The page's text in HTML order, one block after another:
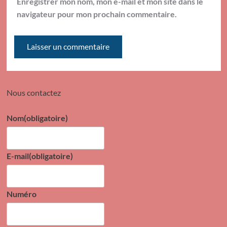
navigateur pour mon prochain commentaire.
Nous contactez
Nom(obligatoire)
E-mail(obligatoire)
Numéro